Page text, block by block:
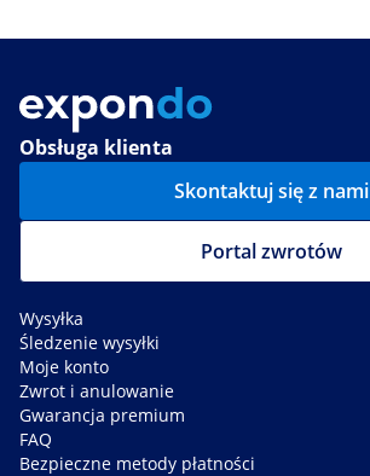
Obsługa klienta
Skontaktuj się z nami
Portal zwrotów
Wysyłka
Śledzenie wysyłki
Moje konto
Zwrot i anulowanie
Gwarancja premium
FAQ
Bezpieczne metody płatności